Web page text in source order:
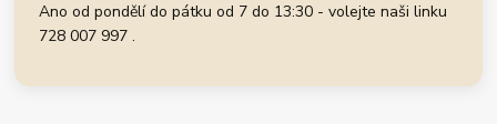
Ano od pondělí do pátku od 7 do 13:30 - volejte naši linku
728 007 997 .